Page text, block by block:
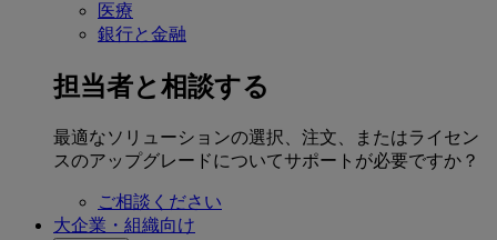
医療
銀行と金融
担当者と相談する
最適なソリューションの選択、注文、またはライセン
スのアップグレードについてサポートが必要ですか？
ご相談ください
大企業・組織向け